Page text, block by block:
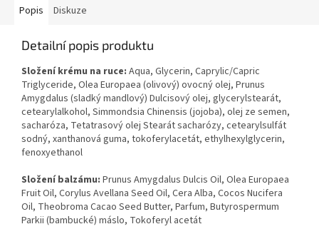
Popis Diskuze
Detailní popis produktu
Složení krému na ruce: Aqua, Glycerin, Caprylic/Capric
Triglyceride, Olea Europaea (olivový) ovocný olej, Prunus
Amygdalus (sladký mandlový) Dulcisový olej, glycerylstearát,
cetearylalkohol, Simmondsia Chinensis (jojoba), olej ze semen,
sacharóza, Tetatrasový olej Stearát sacharózy, cetearylsulfát
sodný, xanthanová guma, tokoferylacetát, ethylhexylglycerin,
fenoxyethanol
Složení balzámu: Prunus Amygdalus Dulcis Oil, Olea Europaea
Fruit Oil, Corylus Avellana Seed Oil, Cera Alba, Cocos Nucifera
Oil, Theobroma Cacao Seed Butter, Parfum, Butyrospermum
Parkii (bambucké) máslo, Tokoferyl acetát